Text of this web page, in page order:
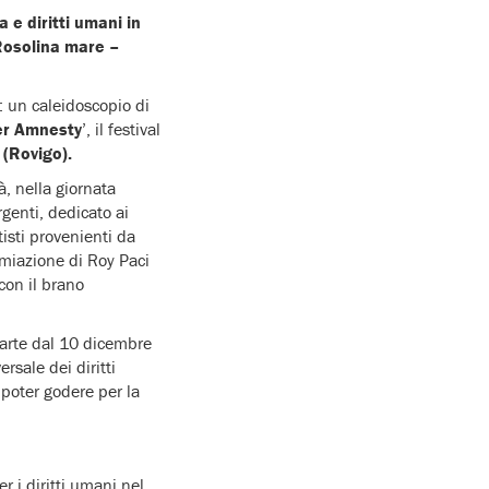
e diritti umani in
mare –
: un caleidoscopio di
Amnesty’, il festival
nella giornata
dedicato ai
provenienti da
di Roy Paci
il brano
dal 10 dicembre
dei diritti
godere per la
i diritti umani nel